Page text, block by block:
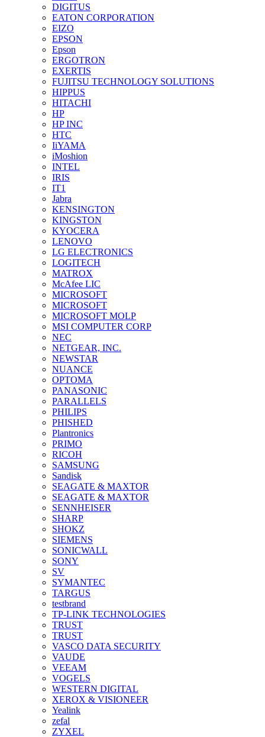
DIGITUS
EATON CORPORATION
EIZO
EPSON
Epson
ERGOTRON
EXERTIS
FUJITSU TECHNOLOGY SOLUTIONS
HIPPUS
HITACHI
HP
HP INC
HTC
IiYAMA
iMoshion
INTEL
IRIS
IT1
Jabra
KENSINGTON
KINGSTON
KYOCERA
LENOVO
LG ELECTRONICS
LOGITECH
MATROX
McAfee LIC
MICROSOFT
MICROSOFT
MICROSOFT MOLP
MSI COMPUTER CORP
NEC
NETGEAR, INC.
NEWSTAR
NUANCE
OPTOMA
PANASONIC
PARALLELS
PHILIPS
PHISHED
Plantronics
PRIMO
RICOH
SAMSUNG
Sandisk
SEAGATE & MAXTOR
SEAGATE & MAXTOR
SENNHEISER
SHARP
SHOKZ
SIEMENS
SONICWALL
SONY
SV
SYMANTEC
TARGUS
testbrand
TP-LINK TECHNOLOGIES
TRUST
TRUST
VASCO DATA SECURITY
VAUDE
VEEAM
VOGELS
WESTERN DIGITAL
XEROX & VISIONEER
Yealink
zefal
ZYXEL